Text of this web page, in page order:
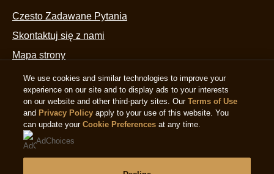
Czesto Zadawane Pytania
Skontaktuj się z nami
Mapa strony
Obserwuj nas
We use cookies and similar technologies to improve your
experience on our site and to display ads to your interests
on our website and other third-party sites. OurTerms of Use
and Privacy Policy apply to your use of this website. You
can update yourCookie Preferences at any time.
AdChoices